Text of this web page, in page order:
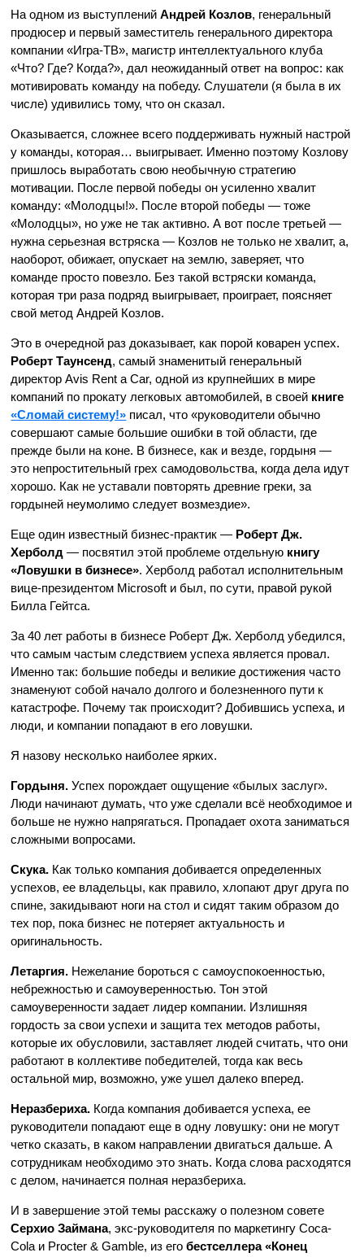
На одном из выступленийАндрей Козлов, генеральный
продюсер и первый заместитель генерального директора
компании «Игра-ТВ», магистр интеллектуального клуба
«Что? Где? Когда?», дал неожиданный ответ на вопрос: как
мотивировать команду на победу. Слушатели (я была в их
числе) удивились тому, что он сказал.
Оказывается, сложнее всего поддерживать нужный настрой
у команды, которая… выигрывает. Именно поэтому Козлову
пришлось выработать свою необычную стратегию
мотивации. После первой победы он усиленно хвалит
команду: «Молодцы!». После второй победы — тоже
«Молодцы», но уже не так активно. А вот после третьей —
нужна серьезная встряска — Козлов не только не хвалит, а,
наоборот, обижает, опускает на землю, заверяет, что
команде просто повезло. Без такой встряски команда,
которая три раза подряд выигрывает, проиграет, поясняет
свой метод Андрей Козлов.
Это в очередной раз доказывает, как порой коварен успех.
Роберт Таунсенд, самый знаменитый генеральный
директор Avis Rent a Car, одной из крупнейших в мире
компаний по прокату легковых автомобилей, в своей книге
«Сломай систему!» писал, что «руководители обычно
совершают самые большие ошибки в той области, где
прежде были на коне. В бизнесе, как и везде, гордыня —
это непростительный грех самодовольства, когда дела идут
хорошо. Как не уставали повторять древние греки, за
гордыней неумолимо следует возмездие».
Еще один известный бизнес-практик — Роберт Дж.
Херболд — посвятил этой проблеме отдельную книгу
«Ловушки в бизнесе». Херболд работал исполнительным
вице-президентом Microsoft и был, по сути, правой рукой
Билла Гейтса.
За 40 лет работы в бизнесе Роберт Дж. Херболд убедился,
что самым частым следствием успеха является провал.
Именно так: большие победы и великие достижения часто
знаменуют собой начало долгого и болезненного пути к
катастрофе. Почему так происходит? Добившись успеха, и
люди, и компании попадают в его ловушки.
Я назову несколько наиболее ярких.
Гордыня. Успех порождает ощущение «былых заслуг».
Люди начинают думать, что уже сделали всё необходимое и
больше не нужно напрягаться. Пропадает охота заниматься
сложными вопросами.
Скука. Как только компания добивается определенных
успехов, ее владельцы, как правило, хлопают друг друга по
спине, закидывают ноги на стол и сидят таким образом до
тех пор, пока бизнес не потеряет актуальность и
оригинальность.
Летаргия. Нежелание бороться с самоуспокоенностью,
небрежностью и самоуверенностью. Тон этой
самоуверенности задает лидер компании. Излишняя
гордость за свои успехи и защита тех методов работы,
которые их обусловили, заставляет людей считать, что они
работают в коллективе победителей, тогда как весь
остальной мир, возможно, уже ушел далеко вперед.
Неразбериха. Когда компания добивается успеха, ее
руководители попадают еще в одну ловушку: они не могут
четко сказать, в каком направлении двигаться дальше. А
сотрудникам необходимо это знать. Когда слова расходятся
с делом, начинается полная неразбериха.
И в завершение этой темы расскажу о полезном совете
Серхио Займана, экс-руководителя по маркетингу Coca-
Cola и Proctеr & Gamble, из егобестселлера «Конец